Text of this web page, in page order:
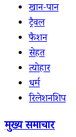
खान-पान
ट्रैवल
फैशन
सेहत
त्योहार
धर्म
रिलेशनशिप
मुख्य समाचार